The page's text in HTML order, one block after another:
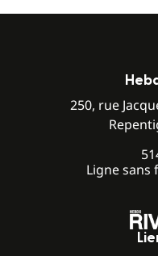
250, rue
Ligne sans